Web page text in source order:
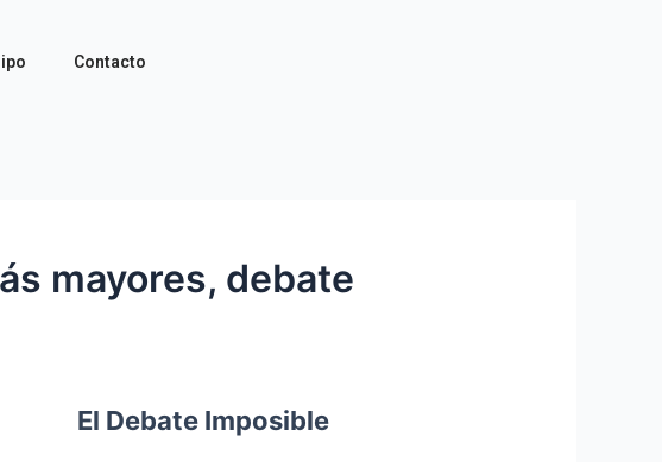
Contacto
mayores, debate
El Debate Imposible